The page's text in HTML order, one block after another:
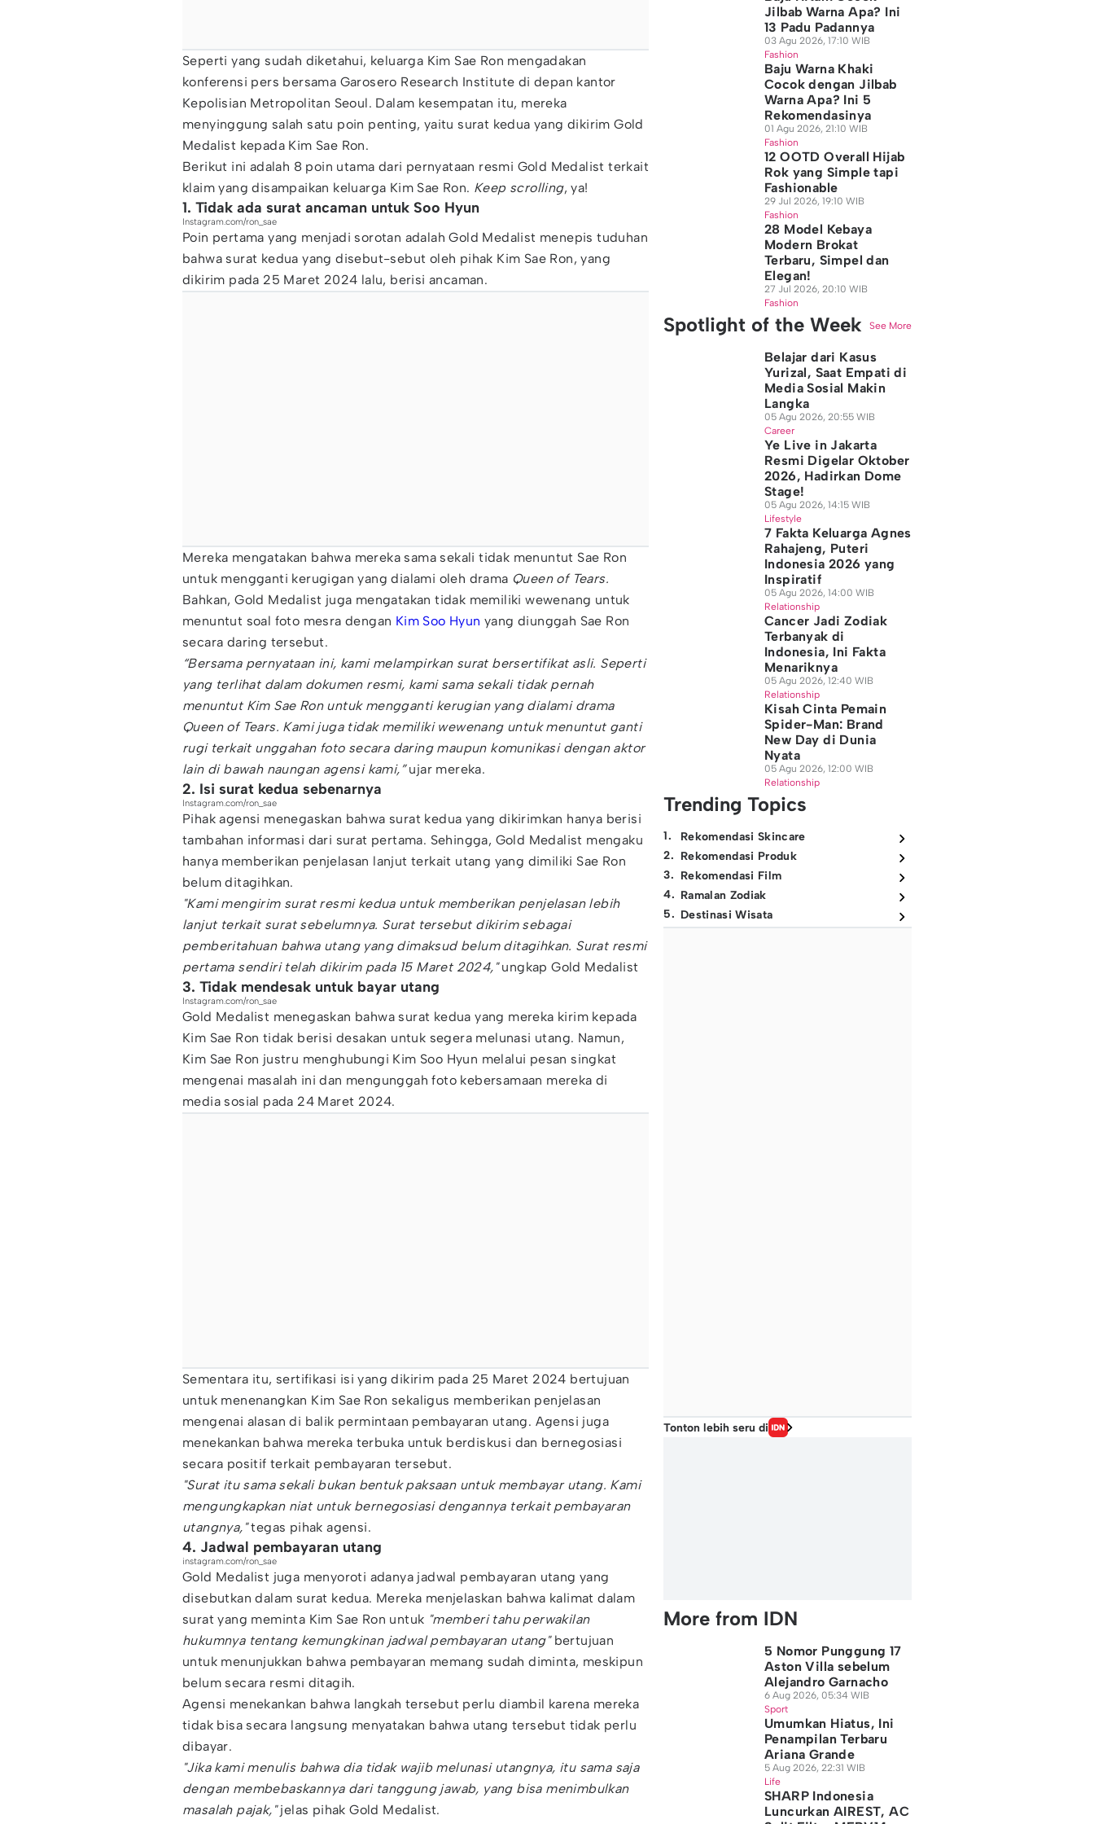
Seperti yang sudah diketahui, keluarga Kim Sae Ron mengadakan
konferensi pers bersama Garosero Research Institute di depan kantor
Kepolisian Metropolitan Seoul. Dalam kesempatan itu, mereka
menyinggung salah satu poin penting, yaitu surat kedua yang dikirim Gold
Medalist kepada Kim Sae Ron.
Berikut ini adalah 8 poin utama dari pernyataan resmi Gold Medalist terkait
klaim yang disampaikan keluarga Kim Sae Ron. Keep scrolling, ya!
1. Tidak ada surat ancaman untuk Soo Hyun
Instagram.com/ron_sae
Poin pertama yang menjadi sorotan adalah Gold Medalist menepis tuduhan
bahwa surat kedua yang disebut-sebut oleh pihak Kim Sae Ron, yang
dikirim pada 25 Maret 2024 lalu, berisi ancaman.
Mereka mengatakan bahwa mereka sama sekali tidak menuntut Sae Ron
untuk mengganti kerugigan yang dialami oleh drama Queen of Tears.
Bahkan, Gold Medalist juga mengatakan tidak memiliki wewenang untuk
menuntut soal foto mesra dengan Kim Soo Hyun yang diunggah Sae Ron
secara daring tersebut.
“Bersama pernyataan ini, kami melampirkan surat bersertifikat asli. Seperti
yang terlihat dalam dokumen resmi, kami sama sekali tidak pernah
menuntut Kim Sae Ron untuk mengganti kerugian yang dialami drama
Queen of Tears. Kami juga tidak memiliki wewenang untuk menuntut ganti
rugi terkait unggahan foto secara daring maupun komunikasi dengan aktor
lain di bawah naungan agensi kami,”ujar mereka.
2. Isi surat kedua sebenarnya
Instagram.com/ron_sae
Pihak agensi menegaskan bahwa surat kedua yang dikirimkan hanya berisi
tambahan informasi dari surat pertama. Sehingga, Gold Medalist mengaku
hanya memberikan penjelasan lanjut terkait utang yang dimiliki Sae Ron
belum ditagihkan.
"Kami mengirim surat resmi kedua untuk memberikan penjelasan lebih
lanjut terkait surat sebelumnya. Surat tersebut dikirim sebagai
pemberitahuan bahwa utang yang dimaksud belum ditagihkan. Surat resmi
pertama sendiri telah dikirim pada 15 Maret 2024,"ungkap Gold Medalist
3. Tidak mendesak untuk bayar utang
Instagram.com/ron_sae
Gold Medalist menegaskan bahwa surat kedua yang mereka kirim kepada
Kim Sae Ron tidak berisi desakan untuk segera melunasi utang. Namun,
Kim Sae Ron justru menghubungi Kim Soo Hyun melalui pesan singkat
mengenai masalah ini dan mengunggah foto kebersamaan mereka di
media sosial pada 24 Maret 2024.
Sementara itu, sertifikasi isi yang dikirim pada 25 Maret 2024 bertujuan
untuk menenangkan Kim Sae Ron sekaligus memberikan penjelasan
mengenai alasan di balik permintaan pembayaran utang. Agensi juga
menekankan bahwa mereka terbuka untuk berdiskusi dan bernegosiasi
secara positif terkait pembayaran tersebut.
"Surat itu sama sekali bukan bentuk paksaan untuk membayar utang. Kami
mengungkapkan niat untuk bernegosiasi dengannya terkait pembayaran
utangnya,"tegas pihak agensi.
4. Jadwal pembayaran utang
instagram.com/ron_sae
Gold Medalist juga menyoroti adanya jadwal pembayaran utang yang
disebutkan dalam surat kedua. Mereka menjelaskan bahwa kalimat dalam
surat yang meminta Kim Sae Ron untuk "memberi tahu perwakilan
hukumnya tentang kemungkinan jadwal pembayaran utang"bertujuan
untuk menunjukkan bahwa pembayaran memang sudah diminta, meskipun
belum secara resmi ditagih.
Agensi menekankan bahwa langkah tersebut perlu diambil karena mereka
tidak bisa secara langsung menyatakan bahwa utang tersebut tidak perlu
dibayar.
"Jika kami menulis bahwa dia tidak wajib melunasi utangnya, itu sama saja
dengan membebaskannya dari tanggung jawab, yang bisa menimbulkan
masalah pajak,"jelas pihak Gold Medalist.
Jilbab Warna Apa? Ini
13 Padu Padannya
03 Agu 2026, 17:10 WIB
Fashion
Baju Warna Khaki
Cocok dengan Jilbab
Warna Apa? Ini 5
Rekomendasinya
01 Agu 2026, 21:10 WIB
Fashion
12 OOTD Overall Hijab
Rok yang Simple tapi
Fashionable
29 Jul 2026, 19:10 WIB
Fashion
28 Model Kebaya
Modern Brokat
Terbaru, Simpel dan
Elegan!
27 Jul 2026, 20:10 WIB
Fashion
Spotlight of the Week See More
Belajar dari Kasus
Yurizal, Saat Empati di
Media Sosial Makin
Langka
05 Agu 2026, 20:55 WIB
Career
Ye Live in Jakarta
Resmi Digelar Oktober
2026, Hadirkan Dome
Stage!
05 Agu 2026, 14:15 WIB
Lifestyle
7 Fakta Keluarga Agnes
Rahajeng, Puteri
Indonesia 2026 yang
Inspiratif
05 Agu 2026, 14:00 WIB
Relationship
Cancer Jadi Zodiak
Terbanyak di
Indonesia, Ini Fakta
Menariknya
05 Agu 2026, 12:40 WIB
Relationship
Kisah Cinta Pemain
Spider-Man: Brand
New Day di Dunia
Nyata
05 Agu 2026, 12:00 WIB
Relationship
Trending Topics
1.
Rekomendasi Skincare
2. Rekomendasi Produk
3. Rekomendasi Film
4. Ramalan Zodiak
5. Destinasi Wisata
Tonton lebih seru di
More from IDN
5 Nomor Punggung 17
Aston Villa sebelum
Alejandro Garnacho
6 Aug 2026, 05:34 WIB
Sport
Umumkan Hiatus, Ini
Penampilan Terbaru
Ariana Grande
5 Aug 2026, 22:31 WIB
Life
SHARP Indonesia
Luncurkan AIREST, AC